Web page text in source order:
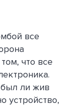
все
что все
был ли жив
устройство,